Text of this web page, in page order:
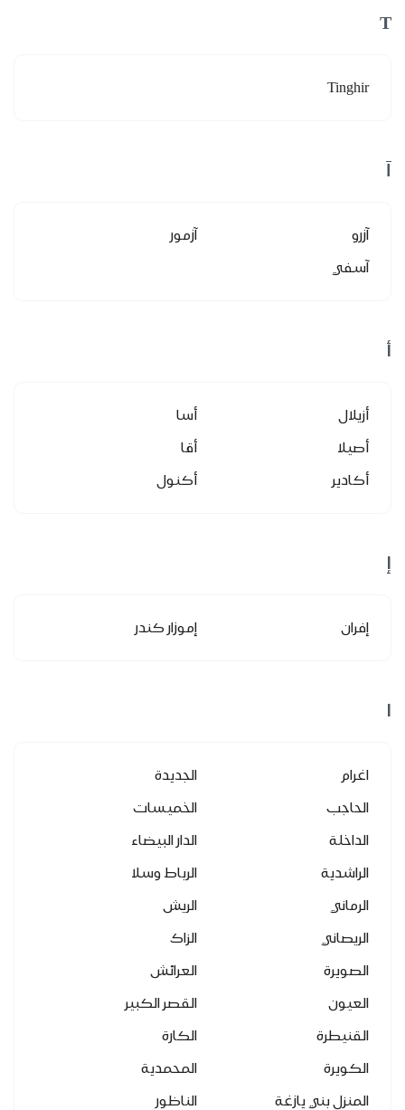
T
Tinghir
آ
آزرو
آزمور
آسفي
أ
أزيلال
أسا
أصيلا
أقا
أكادير
أكنول
إ
إفران إموزار كندر
ا
اغرام
الجديدة
الحاجب
الخميسات
الداخلة
الدار البيضاء
الراشدية
الرباط وسلا
الرماني
الريش
الريصاني
الزاك
الصويرة
العرائش
العيون
القصر الكبير
القنيطرة
الكارة
الكويرة
المحمدية
المنزل بني يازغة
الناظور